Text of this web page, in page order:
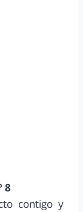
8
contigo y